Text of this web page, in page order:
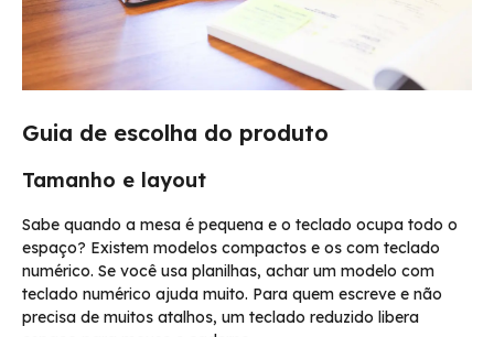
Guia de escolha do produto
Tamanho e layout
Sabe quando a mesa é pequena e o teclado ocupa todo o
espaço? Existem modelos compactos e os com teclado
numérico. Se você usa planilhas, achar um modelo com
teclado numérico ajuda muito. Para quem escreve e não
precisa de muitos atalhos, um teclado reduzido libera